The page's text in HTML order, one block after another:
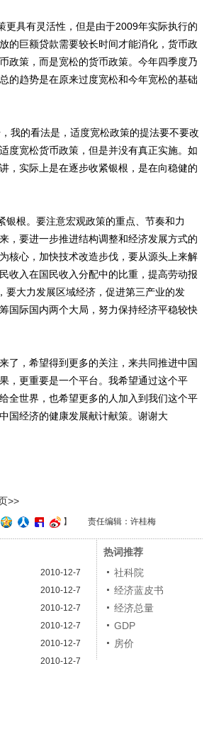
具有灵活性，但是由于2009年实际执行的
的巨额贷款需要较长时间才能消化，货币政
政策，而是宽松的货币政策。今年四季度乃
的趋势是在原来过度宽松和今年宽松的基础
我的看法是，适度宽松政策的提法要不要改
度宽松货币政策，但是并没有真正实施。如
，实际上是在逐步收紧银根，是在向稳健的
根。要注意宏观政策的重点、节奏和力
，要进一步推进结构调整和经济发展方式的
核心，加快技术改造步伐，要从源头上来解
收入在国民收入分配中的比重，提高劳动报
要大力发展区域经济，促进第三产业的发
国际国内两个大局，努力保持经济平稳较快
，希望得到更多的关注，来共同推进中国
，更重要是一个平台。我希望通过这个平
全世界，也希望更多的人加入到我们这个平
国经济的健康发展献计献策。谢谢大
>>
】 责任编辑：许桂梅
2010-12-7
2010-12-7
2010-12-7
2010-12-7
2010-12-7
2010-12-7
热词推荐
社科院
经济蓝皮书
经济总量
GDP
房价